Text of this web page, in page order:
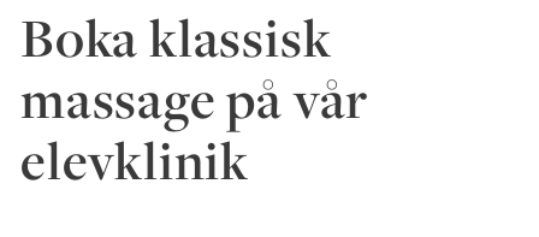
Boka klassisk
massage på vår
elevklinik